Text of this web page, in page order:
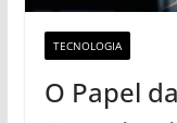
TECNOLOGIA
O Papel